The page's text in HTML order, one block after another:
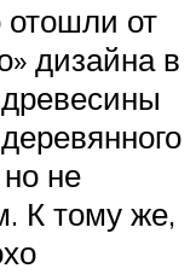
от
дизайна в
не
К тому же,